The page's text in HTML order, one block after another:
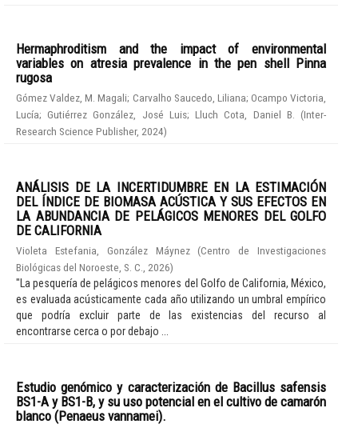
Hermaphroditism and the impact of environmental
variables on atresia prevalence in the pen shell Pinna
rugosa
Gómez Valdez, M. Magali; Carvalho Saucedo, Liliana; Ocampo Victoria,
Lucía;Gutiérrez González, José Luis;Lluch Cota, Daniel B. (Inter-
Research Science Publisher, 2024)
ANÁLISIS DE LA INCERTIDUMBRE EN LA ESTIMACIÓN
DEL ÍNDICE DE BIOMASA ACÚSTICA Y SUS EFECTOS EN
LA ABUNDANCIA DE PELÁGICOS MENORES DEL GOLFO
DE CALIFORNIA
Violeta Estefania, González Máynez (Centro de Investigaciones
Biológicas del Noroeste, S. C.
2026)
"La pesquería de pelágicos menores del Golfo de California, México,
es evaluada acústicamente cada año utilizando un umbral empírico
que podría excluir parte de las existencias del recurso al
encontrarse cerca o por debajo ...
Estudio genómico y caracterización de Bacillus safensis
BS1-A y BS1-B, y su uso potencial en el cultivo de camarón
blanco (Penaeus vannamei).